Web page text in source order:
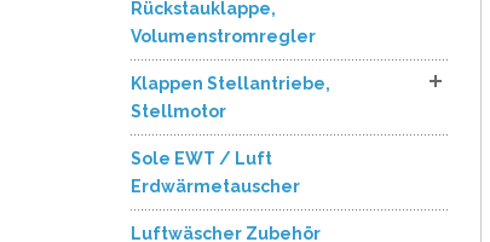
Rückstauklappe,
Volumenstromregler
Klappen Stellantriebe,
Stellmotor
Sole EWT / Luft
Erdwärmetauscher
Luftwäscher Zubehör